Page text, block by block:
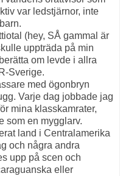
var ledstjärnor, inte
(hey, SÅ gammal är
uppträda på min
om levde i allra
Sverige.
med ögonbryn
Varje dag jobbade jag
mina klasskamrater,
som en mygglarv.
land i Centralamerika
och några andra
upp på scen och
eller